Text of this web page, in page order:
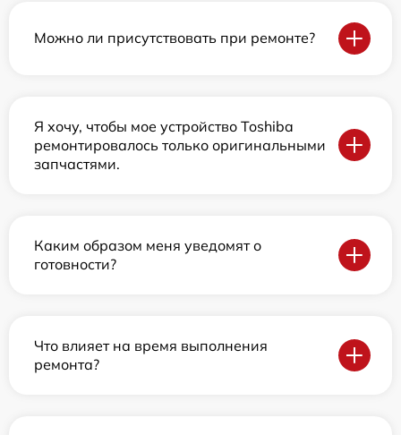
Можно ли присутствовать при ремонте?
Я хочу, чтобы мое устройство Toshiba
ремонтировалось только оригинальными
запчастями.
Каким образом меня уведомят о
готовности?
Что влияет на время выполнения
ремонта?